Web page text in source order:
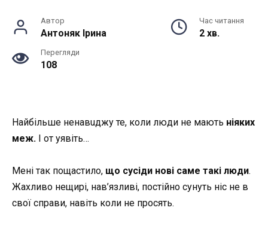
Автор
Антоняк Ірина
Час читання
2 хв.
Перегляди
108
Найбільше ненавuджу те, коли люди не мають ніяких
меж. І от уявіть…
Мені так пощастило, що сусіди нові саме такі люди.
Жахливо нещирі, нав’язливі, постійно сунуть ніс не в
свої справи, навіть коли не просять.